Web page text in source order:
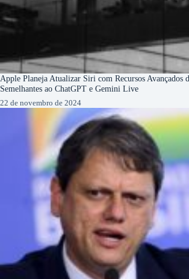
Apple Planeja Atualizar Siri com Recursos Avançados
Semelhantes ao ChatGPT e Gemini Live
22 de novembro de 2024